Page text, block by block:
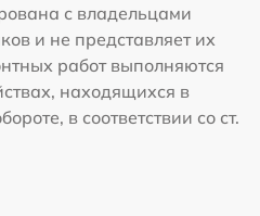
с владельцами
и не представляет их
работ выполняются
находящихся в
в соответствии со ст.